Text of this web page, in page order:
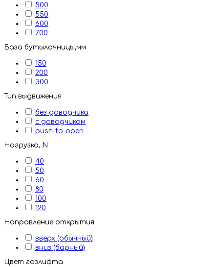
500
550
600
700
База бутылочницы,мм
150
200
300
Тип выдвижения
без доводчика
с доводчиком
push-to-open
Нагрузка, N
40
50
60
80
100
120
Направление открытия
вверх (обычный)
вниз (барный)
Цвет газлифта